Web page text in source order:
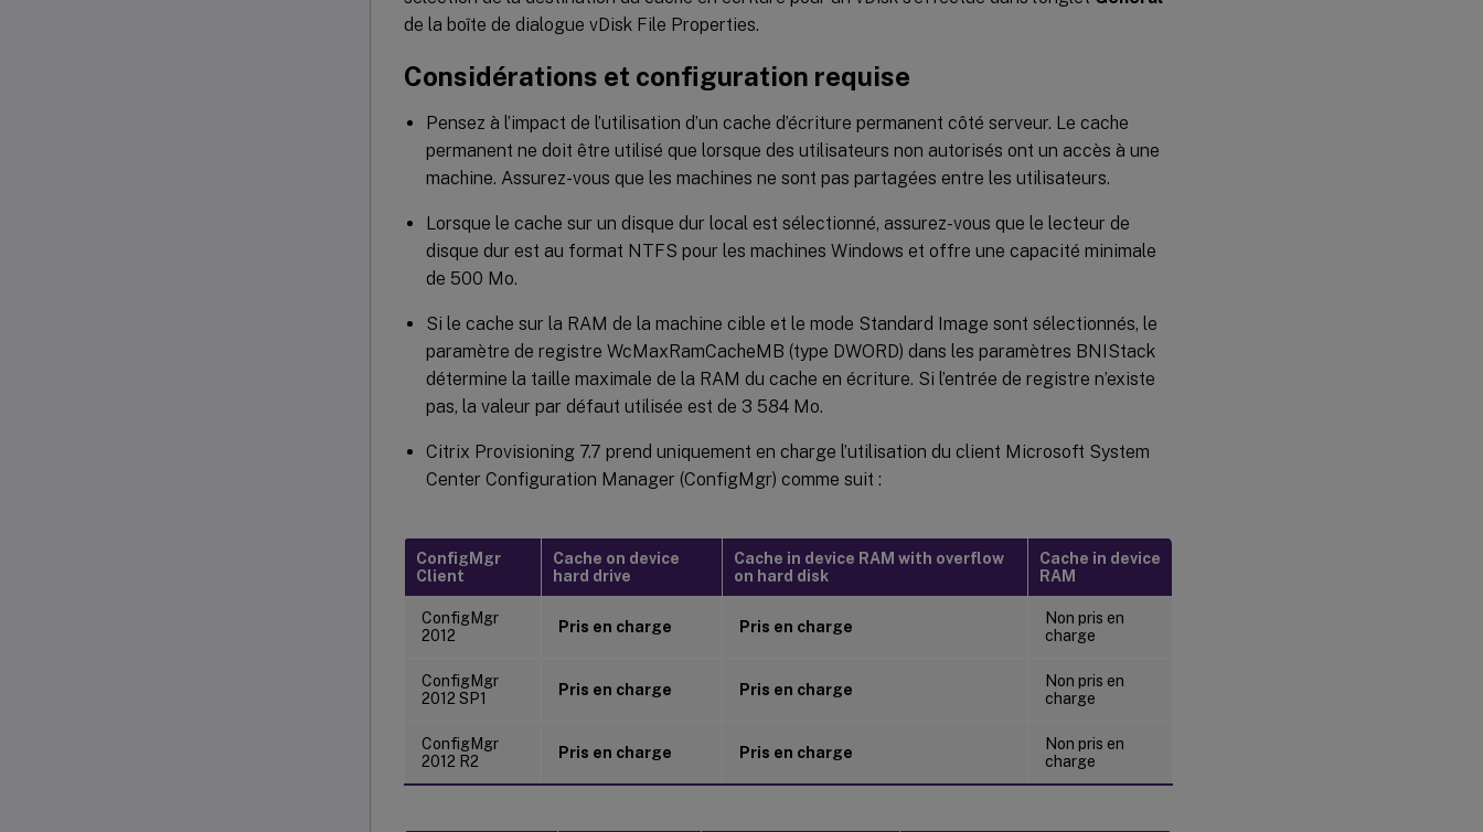
de la boîte de dialogue vDisk File Properties.
Considérations et configuration requise
Pensez à l’impact de l’utilisation d’un cache d’écriture permanent côté serveur. Le cache
permanent ne doit être utilisé que lorsque des utilisateurs non autorisés ont un accès à une
machine. Assurez-vous que les machines ne sont pas partagées entre les utilisateurs.
Lorsque le cache sur un disque dur local est sélectionné, assurez-vous que le lecteur de
disque dur est au format NTFS pour les machines Windows et offre une capacité minimale
de 500 Mo.
Si le cache sur la RAM de la machine cible et le mode Standard Image sont sélectionnés, le
paramètre de registre WcMaxRamCacheMB (type DWORD) dans les paramètres BNIStack
détermine la taille maximale de la RAM du cache en écriture. Si l’entrée de registre n’existe
pas, la valeur par défaut utilisée est de 3 584 Mo.
Citrix Provisioning 7.7 prend uniquement en charge l’utilisation du client Microsoft System
Center Configuration Manager (ConfigMgr) comme suit :
ConfigMgr
Client
Cache on device
hard drive
Cache in device RAM with overflow
on hard disk
Cache in device
RAM
ConfigMgr
2012
Pris en charge Pris en charge
Non pris en
charge
ConfigMgr
2012 SP1
Pris en charge Pris en charge
Non pris en
charge
ConfigMgr
2012 R2
Pris en charge Pris en charge
Non pris en
charge